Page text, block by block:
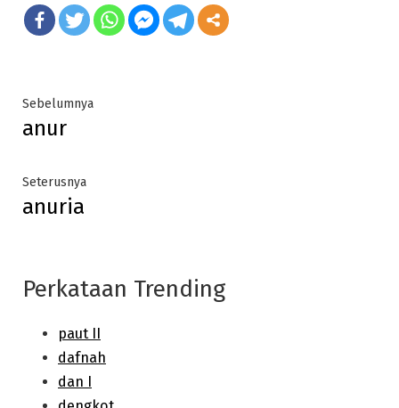
Post
navigation
SebelumnyaPrevious
anur
SeterusnyaNext
anuria
Perkataan Trending